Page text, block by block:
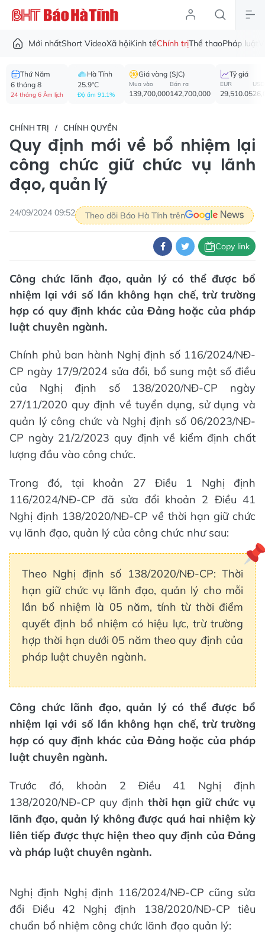
Mới nhấtShort VideoXã hộiKinh tếChính trịThể thaoPháp luật
Thứ Năm
6 tháng 8
24 tháng 6 Âm lịch
Hà Tĩnh
25.9°C
Độ ẩm 91.1%
Giá vàng (SJC)
Mua vào
139,700,000
Bán ra
142,700,000
Tỷ giá
EUR
29,510.05
USD
CHÍNH TRỊ CHÍNH QUYỀN
Quy định mới về bổ nhiệm lại
công chức giữ chức vụ lãnh
đạo, quản lý
24/09/2024 09:52 Theo dõi Báo Hà Tĩnh trên
Copy link
Công chức lãnh đạo, quản lý có thể được bổ
nhiệm lại với số lần không hạn chế, trừ trường
hợp có quy định khác của Đảng hoặc của pháp
luật chuyên ngành.
Chính phủ ban hành Nghị định số 116/2024/NĐ-
CP ngày 17/9/2024 sửa đổi, bổ sung một số điều
của Nghị định số 138/2020/NĐ-CP ngày
27/11/2020 quy định về tuyển dụng, sử dụng và
quản lý công chức và Nghị định số 06/2023/NĐ-
CP ngày 21/2/2023 quy định về kiểm định chất
lượng đầu vào công chức.
Trong đó, tại khoản 27 Điều 1 Nghị định
116/2024/NĐ-CP đã sửa đổi khoản 2 Điều 41
Nghị định 138/2020/NĐ-CP về thời hạn giữ chức
vụ lãnh đạo, quản lý của công chức như sau:
Theo Nghị định số 138/2020/NĐ-CP: Thời
hạn giữ chức vụ lãnh đạo, quản lý cho mỗi
lần bổ nhiệm là 05 năm, tính từ thời điểm
quyết định bổ nhiệm có hiệu lực, trừ trường
hợp thời hạn dưới 05 năm theo quy định của
pháp luật chuyên ngành.
Công chức lãnh đạo, quản lý có thể được bổ
nhiệm lại với số lần không hạn chế, trừ trường
hợp có quy định khác của Đảng hoặc của pháp
luật chuyên ngành.
Trước đó, khoản 2 Điều 41 Nghị định
138/2020/NĐ-CP quy định thời hạn giữ chức vụ
lãnh đạo, quản lý không được quá hai nhiệm kỳ
liên tiếp được thực hiện theo quy định của Đảng
và pháp luật chuyên ngành.
Nghị định Nghị định 116/2024/NĐ-CP cũng sửa
đổi Điều 42 Nghị định 138/2020/NĐ-CP tiêu
chuẩn bổ nhiệm công chức lãnh đạo quản lý: